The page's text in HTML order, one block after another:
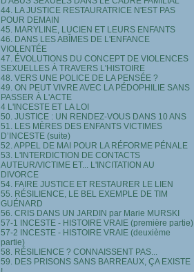
44. LA JUSTICE RESTAURATRICE N'EST PAS
POUR DEMAIN
45. MARYLINE, LUCIEN ET LEURS ENFANTS
46. DANS LES ABÎMES DE L'ENFANCE
VIOLENTÉE
47. ÉVOLUTIONS DU CONCEPT DE VIOLENCES
SEXUELLES À TRAVERS L'HISTOIRE
48. VERS UNE POLICE DE LA PENSÉE ?
49. ON PEUT VIVRE AVEC LA PÉDOPHILIE SANS
PASSER À L'ACTE
4 L'INCESTE ET LA LOI
50. JUSTICE : UN RENDEZ-VOUS DANS 10 ANS
51. LES MÈRES DES ENFANTS VICTIMES
D’INCESTE (suite)
52. APPEL DE MAI POUR LA RÉFORME PÉNALE
53. L'INTERDICTION DE CONTACTS
AUTEUR/VICTIME ET... L'INCITATION AU
DIVORCE
54. FAIRE JUSTICE ET RESTAURER LE LIEN
55. RÉSILIENCE, LE BEL EXEMPLE DE TIM
GUÉNARD
56. CRIS DANS UN JARDIN par Marie MURSKI
57-1 INCESTE - HISTOIRE VRAIE (première partie)
57-2 INCESTE - HISTOIRE VRAIE (deuxième
partie)
58. RÉSILIENCE ? CONNAISSENT PAS...
59. DES PRISONS SANS BARREAUX, ÇA EXISTE